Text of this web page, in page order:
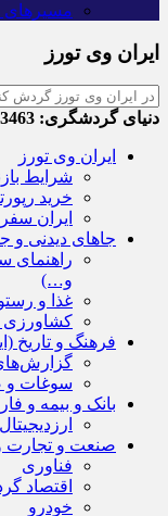
مسیرهای
ایران وی تورز
دنیای گردشگری:
ایران وی تورز
شرایط
خرید
ایران سفر
جاهای دیدنی و
راهنمای
و…)
غذا و
کشاورزی
فرهنگ و تاریخ
سوغات و
بانک و بیمه و
ارزدیجیتال
صنعت و تجارت
فناوری
اقتصاد
خودرو